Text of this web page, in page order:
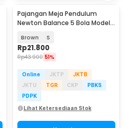
Pajangan Meja Pendulum
Newton Balance 5 Bola Model
Brown S
Rp21.800
Rp43.900 51%
Online JKTP
JKTB
JKTU
TGR CKP
PBKS
PDPK
Lihat Ketersediaan Stok